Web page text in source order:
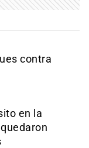
contra
en la